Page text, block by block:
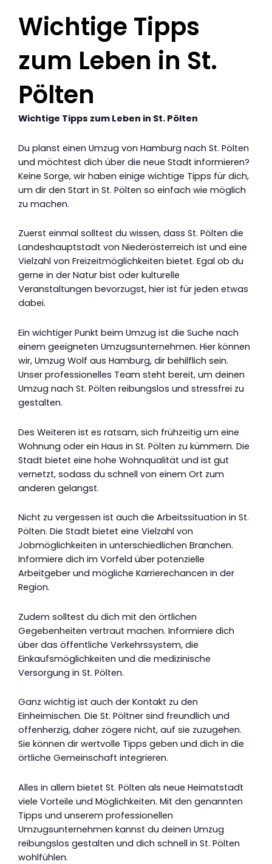
Wichtige Tipps
zum Leben in St.
Pölten
Wichtige Tipps zum Leben in St. Pölten
Du planst einen Umzug von Hamburg nach St. Pölten
und möchtest dich über die neue Stadt informieren?
Keine Sorge, wir haben einige wichtige Tipps für dich,
um dir den Start in St. Pölten so einfach wie möglich
zu machen.
Zuerst einmal solltest du wissen, dass St. Pölten die
Landeshauptstadt von Niederösterreich ist und eine
Vielzahl von Freizeitmöglichkeiten bietet. Egal ob du
gerne in der Natur bist oder kulturelle
Veranstaltungen bevorzugst, hier ist für jeden etwas
dabei.
Ein wichtiger Punkt beim Umzug ist die Suche nach
einem geeigneten Umzugsunternehmen. Hier können
wir, Umzug Wolf aus Hamburg, dir behilflich sein.
Unser professionelles Team steht bereit, um deinen
Umzug nach St. Pölten reibungslos und stressfrei zu
gestalten.
Des Weiteren ist es ratsam, sich frühzeitig um eine
Wohnung oder ein Haus in St. Pölten zu kümmern. Die
Stadt bietet eine hohe Wohnqualität und ist gut
vernetzt, sodass du schnell von einem Ort zum
anderen gelangst.
Nicht zu vergessen ist auch die Arbeitssituation in St.
Pölten. Die Stadt bietet eine Vielzahl von
Jobmöglichkeiten in unterschiedlichen Branchen.
Informiere dich im Vorfeld über potenzielle
Arbeitgeber und mögliche Karrierechancen in der
Region.
Zudem solltest du dich mit den örtlichen
Gegebenheiten vertraut machen. Informiere dich
über das öffentliche Verkehrssystem, die
Einkaufsmöglichkeiten und die medizinische
Versorgung in St. Pölten.
Ganz wichtig ist auch der Kontakt zu den
Einheimischen. Die St. Pöltner sind freundlich und
offenherzig, daher zögere nicht, auf sie zuzugehen.
Sie können dir wertvolle Tipps geben und dich in die
örtliche Gemeinschaft integrieren.
Alles in allem bietet St. Pölten als neue Heimatstadt
viele Vorteile und Möglichkeiten. Mit den genannten
Tipps und unserem professionellen
Umzugsunternehmen kannst du deinen Umzug
reibungslos gestalten und dich schnell in St. Pölten
wohlfühlen.